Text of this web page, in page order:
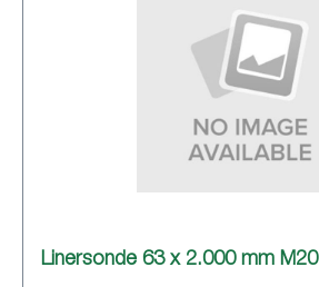
Linersonde 63 x 2.000 mm M20